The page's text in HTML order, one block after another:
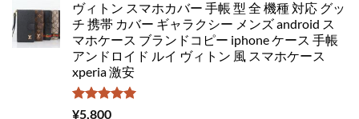
ヴィトン スマホカバー 手帳 型 全 機種 対応 グッ
チ 携帯 カバー ギャラクシー メンズ android ス
マホケース ブランドコピー iphone ケース 手帳
アンドロイド ルイ ヴィトン 風 スマホケース
xperia 激安
5段階中
¥5,800